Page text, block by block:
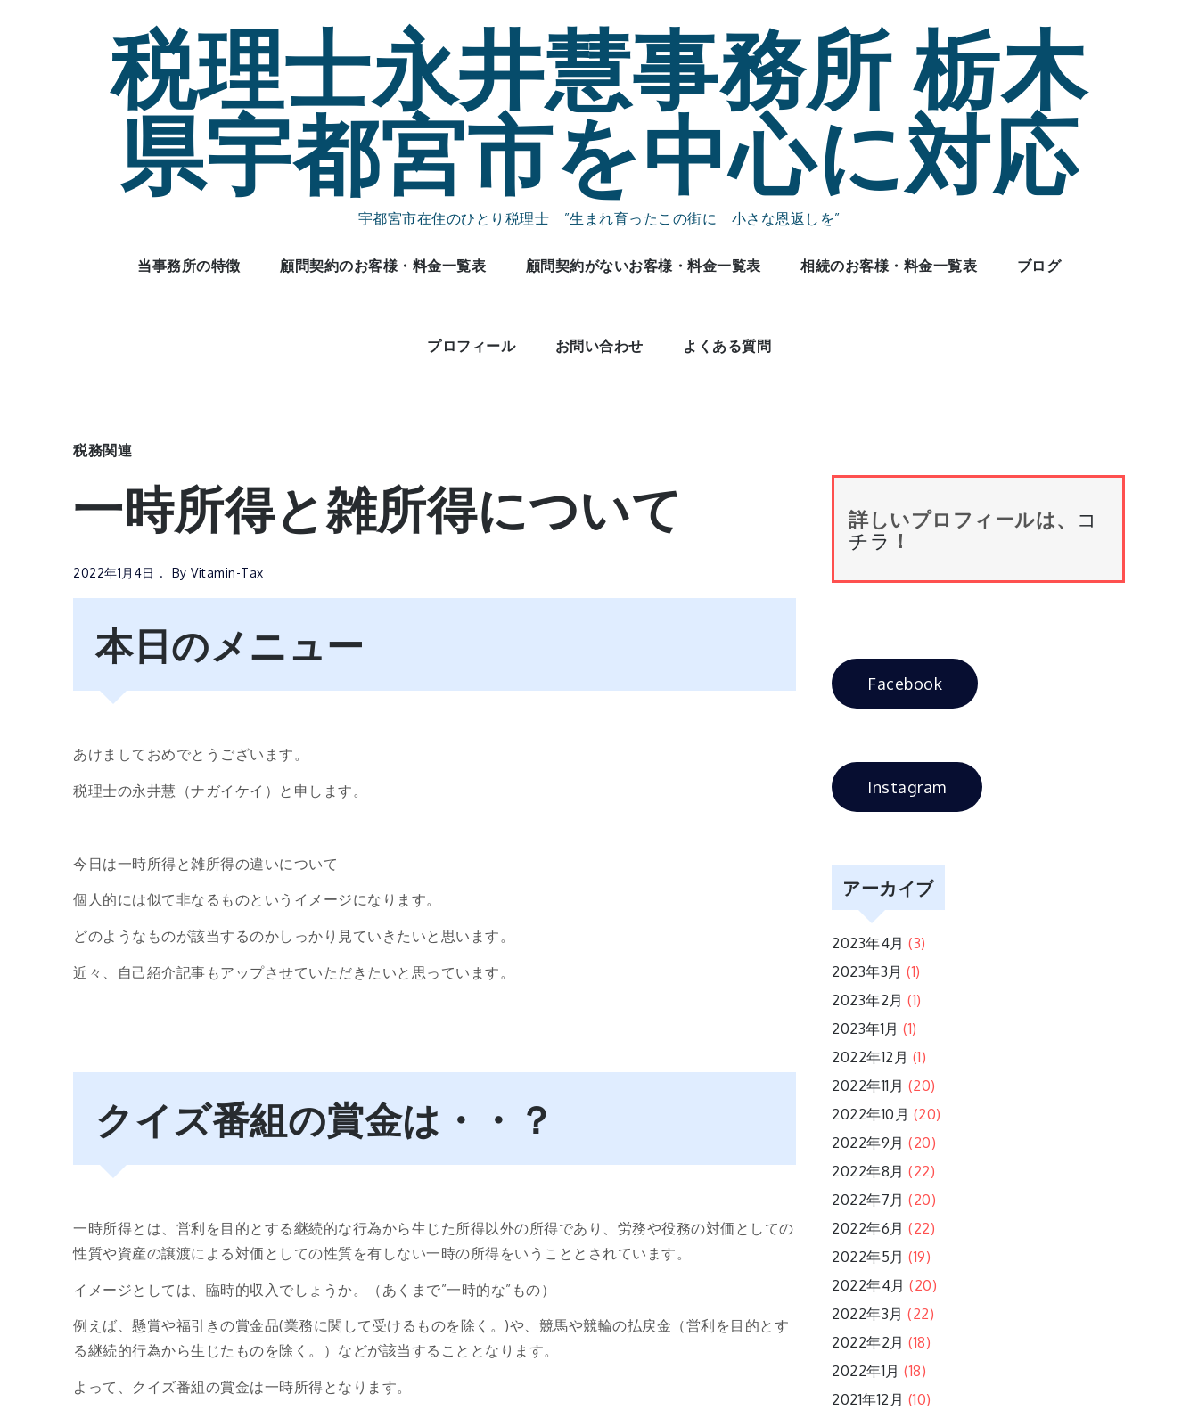
税理士永井慧事務所 栃木
県宇都宮市を中心に対応
宇都宮市在住のひとり税理士 ”生まれ育ったこの街に 小さな恩返しを”
当事務所の特徴 顧問契約のお客様・料金一覧表 顧問契約がないお客様・料金一覧表 相続のお客様・料金一覧表 ブログ
プロフィール お問い合わせ よくある質問
税務関連
一時所得と雑所得について
2022年1月4日 By Vitamin-Tax
本日のメニュー
あけましておめでとうございます。
税理士の永井慧（ナガイケイ）と申します。
今日は一時所得と雑所得の違いについて
個人的には似て非なるものというイメージになります。
どのようなものが該当するのかしっかり見ていきたいと思います。
近々、自己紹介記事もアップさせていただきたいと思っています。
クイズ番組の賞金は・・？
一時所得とは、営利を目的とする継続的な行為から生じた所得以外の所得であり、労務や役務の対価としての
性質や資産の譲渡による対価としての性質を有しない一時の所得をいうこととされています。
イメージとしては、臨時的収入でしょうか。（あくまで”一時的な”もの）
例えば、懸賞や福引きの賞金品(業務に関して受けるものを除く。)や、競馬や競輪の払戻金（営利を目的とす
る継続的行為から生じたものを除く。）などが該当することとなります。
よって、クイズ番組の賞金は一時所得となります。
詳しいプロフィールは、
コ
チラ ！
Facebook
Instagram
アーカイブ
2023年4月 (3)
2023年3月 (1)
2023年2月 (1)
2023年1月 (1)
2022年12月 (1)
2022年11月 (20)
2022年10月 (20)
2022年9月 (20)
2022年8月 (22)
2022年7月 (20)
2022年6月 (22)
2022年5月 (19)
2022年4月 (20)
2022年3月 (22)
2022年2月 (18)
2022年1月 (18)
2021年12月 (10)